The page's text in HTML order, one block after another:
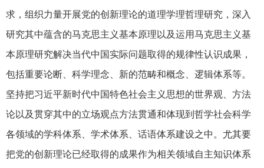
求，组织力量开展党的创新理论的道理学理哲理研究，深入
研究其中蕴含的马克思主义基本原理以及运用马克思主义基
本原理研究解决当代中国实际问题取得的规律性认识成果，
包括重要论断、科学理念、新的范畴和概念、逻辑体系等。
坚持把习近平新时代中国特色社会主义思想的世界观、方法
论以及贯穿其中的立场观点方法贯通和体现到哲学社会科学
各领域的学科体系、学术体系、话语体系建设之中。尤其要
把党的创新理论已经取得的成果作为相关领域自主知识体系